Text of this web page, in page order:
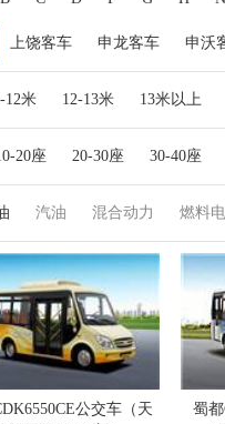
上饶客车 申龙客车 申沃
12米 12-13米 13米以上
20座 20-30座 30-40座
汽油 混合动力 燃料
公交车（天
蜀